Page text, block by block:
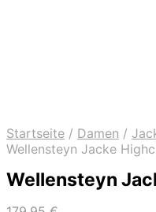
Startseite / Damen /
Wellensteyn Jacke
Wellensteyn